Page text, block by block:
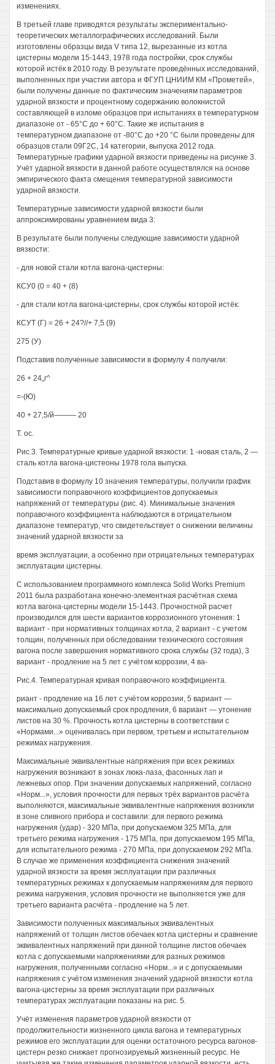
изменениях.
В третьей главе приводятся результаты экспериментально-
теоретических металлографических исследований. Были
изготовлены образцы вида V типа 12, вырезанные из котла
цистерны модели 15-1443, 1978 года постройки, срок службы
которой истёк в 2010 году. В результате проведённых исследований,
выполненных при участии автора и ФГУП ЦНИИМ КМ «Прометей»,
были получены данные по фактическим значениям параметров
ударной вязкости и процентному содержанию волокнистой
составляющей в изломе образцов при испытаниях в температурном
диапазоне от - 65°С до + 60°С. Такие же испытания в
температурном диапазоне от -80°С до +20 °С были проведены для
образцов стали 09Г2С, 14 категории, выпуска 2012 года.
Температурные графики ударной вязкости приведены на рисунке 3.
Учёт ударной вязкости в данной работе осуществлялся на основе
эмпирического факта смещения температурной зависимости
ударной вязкости.
Температурные зависимости ударной вязкости были
аппроксимированы уравнением вида 3:
В результате были получены следующие зависимости ударной
вязкости:
- для новой стали котла вагона-цистерны:
КСУ0 (0 = 40 + (8)
- для стали котла вагона-цистерны, срок службы которой истёк:
КСУТ (Г) = 26 + 24?//+ 7,5 (9)
275 (У)
Подставив полученные зависимости в формулу 4 получили:
26 + 24„г^
=-(Ю)
40 + 27,5/й——— 20
Т. ос.
Рис.3. Температурные кривые ударной вязкости: 1 -новая сталь, 2 —
сталь котла вагона-цистеоны 1978 гола выпуска.
Подставив в формулу 10 значения температуры, получили график
зависимости поправочного коэффициентов допускаемых
напряжений от температуры (рис. 4). Минимальные значения
поправочного коэффициента наблюдаются в отрицательном
диапазоне температур, что свидетельствует о снижении величины
значений ударной вязкости за
время эксплуатации, а особенно при отрицательных температурах
эксплуатации цистерны.
С использованием программного комплекса Solid Works Premium
2011 была разработана конечно-элементная расчётная схема
котла вагона-цистерны модели 15-1443. Прочностной расчет
производился для шести вариантов коррозионного утонения: 1
вариант - при нормативных толщинах котла, 2 вариант - с учетом
толщин, полученных при обследовании технического состояния
вагона после завершения нормативного срока службы (32 года), 3
вариант - продление на 5 лет с учётом коррозии, 4 ва-
Рис.4. Температурная кривая поправочного коэффициента.
риант - продление на 16 лет с учётом коррозии, 5 вариант —
максимально допускаемый срок продления, 6 вариант — утонение
листов на 30 %. Прочность котла цистерны в соответствии с
«Нормами...» оценивалась при первом, третьем и испытательном
режимах нагружения.
Максимальные эквивалентные напряжения при всех режимах
нагружения возникают в зонах люка-лаза, фасонных лап и
лежневых опор. При значении допускаемых напряжений, согласно
«Норм...», условия прочности для первых трёх вариантов расчёта
выполняются, максимальные эквивалентные напряжения возникли
в зоне сливного прибора и составили: для первого режима
нагружения (удар) - 320 МПа, при допускаемом 325 МПа, для
третьего режима нагружения - 175 МПа, при допускаемом 195 МПа,
для испытательного режима - 270 МПа, при допускаемом 292 МПа.
В случае же применения коэффициента снижения значений
ударной вязкости за время эксплуатации при различных
температурных режимах к допускаемым напряжениям для первого
режима нагружения, условия прочности не выполняется уже для
третьего варианта расчёта - продление на 5 лет.
Зависимости полученных максимальных эквивалентных
напряжений от толщин листов обечаек котла цистерны и сравнение
эквивалентных напряжений при данной толщине листов обечаек
котла с допускаемыми напряжениями для разных режимов
нагружения, полученными согласно «Норм...» и с допускаемыми
напряжения с учётом изменения значений ударной вязкости котла
вагона-цистерны за время эксплуатации при различных
температурах эксплуатации показаны на рис. 5.
Учёт изменения параметров ударной вязкости от
продолжительности жизненного цикла вагона и температурных
режимов его эксплуатации для оценки остаточного ресурса вагонов-
цистерн резко снижает прогнозируемый жизненный ресурс. Не